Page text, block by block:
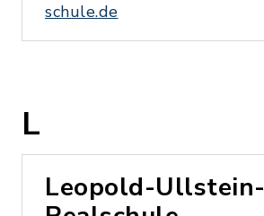
schule.de
L
Leopold-Ullstein-